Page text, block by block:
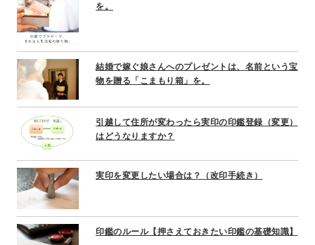
を。
結婚で嫁ぐ娘さんへのプレゼントは、名前という宝
物を贈る「こまもり箱」を。
引越して住所が変わったら実印の印鑑登録（変更）
はどうなりますか？
実印を変更したい場合は？（改印手続き）
印鑑のルール【押さえておきたい印鑑の基礎知識】